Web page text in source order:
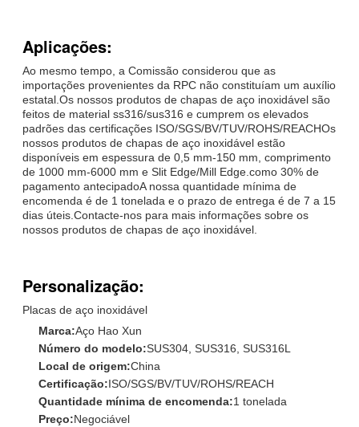
Aplicações:
Ao mesmo tempo, a Comissão considerou que as
importações provenientes da RPC não constituíam um auxílio
estatal.Os nossos produtos de chapas de aço inoxidável são
feitos de material ss316/sus316 e cumprem os elevados
padrões das certificações ISO/SGS/BV/TUV/ROHS/REACHOs
nossos produtos de chapas de aço inoxidável estão
disponíveis em espessura de 0,5 mm-150 mm, comprimento
de 1000 mm-6000 mm e Slit Edge/Mill Edge.como 30% de
pagamento antecipadoA nossa quantidade mínima de
encomenda é de 1 tonelada e o prazo de entrega é de 7 a 15
dias úteis.Contacte-nos para mais informações sobre os
nossos produtos de chapas de aço inoxidável.
Personalização:
Placas de aço inoxidável
Marca:Aço Hao Xun
Número do modelo:SUS304, SUS316, SUS316L
Local de origem:China
Certificação:ISO/SGS/BV/TUV/ROHS/REACH
Quantidade mínima de encomenda:1 tonelada
Preço:Negociável